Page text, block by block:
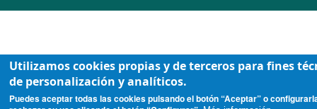
Utilizamos cookies propias y de terceros para fines
de personalización y analíticos.
Puedes aceptar todas las cookies pulsando el botón “Aceptar” o